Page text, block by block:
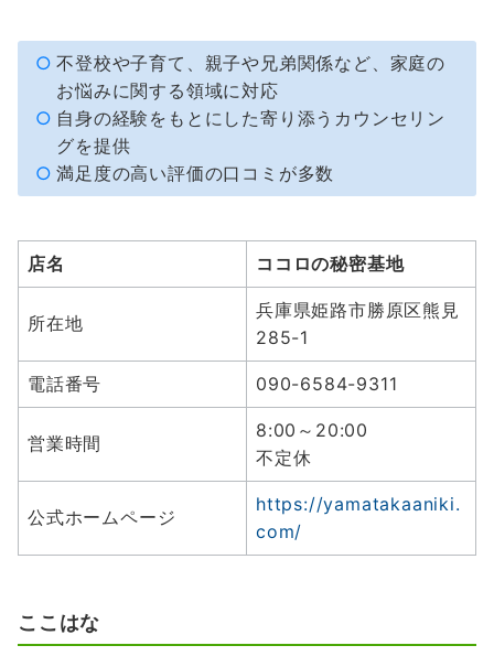
不登校や子育て、親子や兄弟関係など、家庭の
お悩みに関する領域に対応
自身の経験をもとにした寄り添うカウンセリン
グを提供
満足度の高い評価の口コミが多数
店名 ココロの秘密基地
所在地
兵庫県姫路市勝原区熊見
285-1
電話番号 090-6584-9311
営業時間
8:00～20:00
不定休
公式ホームページ
https://yamatakaaniki.
com/
ここはな